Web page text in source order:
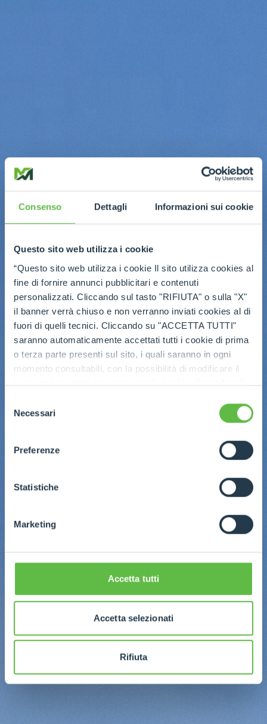
Consenso Dettagli Informazioni sui cookie
Questo sito web utilizza i cookie
“Questo sito web utilizza i cookie Il sito utilizza cookies al
fine di fornire annunci pubblicitari e contenuti
personalizzati. Cliccando sul tasto "RIFIUTA" o sulla "X"
il banner verrà chiuso e non verranno inviati cookies al di
fuori di quelli tecnici. Cliccando su "ACCETTA TUTTI"
saranno automaticamente accettati tutti i cookie di prima
o terza parte presenti sul sito, i quali saranno in ogni
momento consultabili, con la possibilità di modificare il
consenso prestato per ogni singolo cookie. Come fare?
ogni pagina, selezionare "Modifichi il suo consenso" e
dell'informativa completa nel footer presente in ogni
pagina. Per esercitare i diritti riconosciuti all'interessato ai
GDPR abbiamo predisposto una
apposita procedura.
delNecessari
Preferenze
Statistiche
Marketing
Accetta tutti
Accetta selezionati
Rifiuta